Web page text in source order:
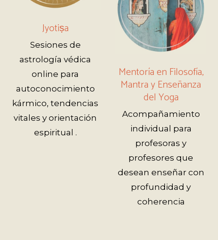
Jyotiṣa
Sesiones de
astrología védica
online para
autoconocimiento
kármico, tendencias
vitales y orientación
espiritual .
Mentoría en Filosofía,
Mantra y Enseñanza
del Yoga
Acompañamiento
individual para
profesoras y
profesores que
desean enseñar con
profundidad y
coherencia